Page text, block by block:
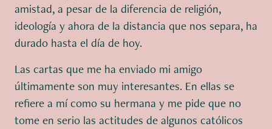
amistad, a pesar de la diferencia de religión,
ideología y ahora de la distancia que nos separa, ha
durado hasta el día de hoy.
Las cartas que me ha enviado mi amigo
últimamente son muy interesantes. En ellas se
refiere a mí como su hermana y me pide que no
tome en serio las actitudes de algunos católicos